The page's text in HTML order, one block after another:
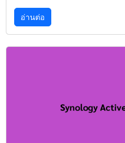
อ่านต่อ